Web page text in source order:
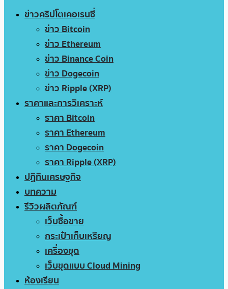
ข่าวคริปโตเคอเรนซี่
ข่าว Bitcoin
ข่าว Ethereum
ข่าว Binance Coin
ข่าว Dogecoin
ข่าว Ripple (XRP)
ราคาและการวิเคราะห์
ราคา Bitcoin
ราคา Ethereum
ราคา Dogecoin
ราคา Ripple (XRP)
ปฏิทินเศรษฐกิจ
บทความ
รีวิวผลิตภัณฑ์
เว็บซื้อขาย
กระเป๋าเก็บเหรียญ
เครื่องขุด
เว็บขุดแบบ Cloud Mining
ห้องเรียน